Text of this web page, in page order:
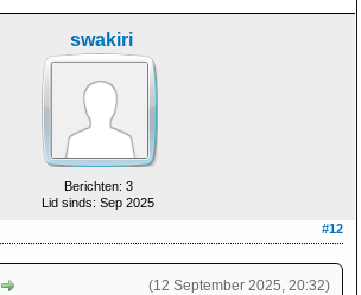
swakiri
Berichten: 3
Lid sinds: Sep 2025
#12
(12 September 2025, 20:32)